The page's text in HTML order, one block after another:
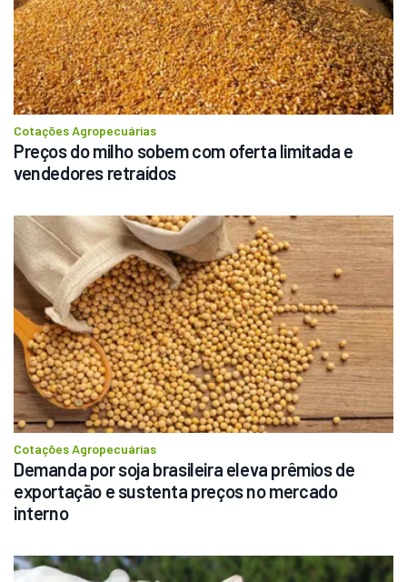
Cotações Agropecuárias
Preços do milho sobem com oferta limitada e
vendedores retraídos
Cotações Agropecuárias
Demanda por soja brasileira eleva prêmios de
exportação e sustenta preços no mercado
interno